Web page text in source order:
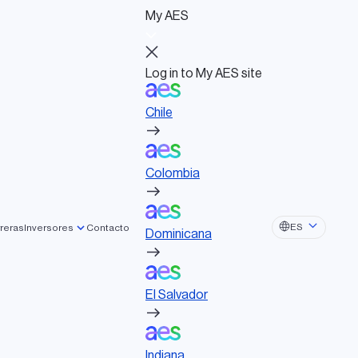
Inversores
Consejo de Administración
Documentos de gobernanza
Contacto
My AES
Log in to My AES site
Chile
Colombia
Dominicana
El Salvador
ES
Chile
Colombia
Dominicana
El Salvador
Indiana